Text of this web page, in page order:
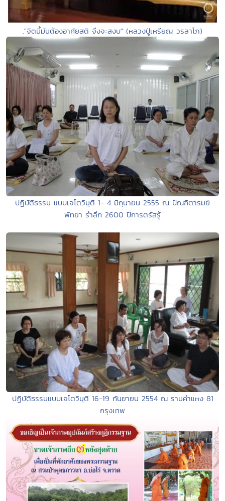
."จิตนี้มันต้องอาศัยสติ จึงจะสงบ" (หลวงปู่เหรียญ วรลาโภ)
ปฏิบัติธรรม แบบเจโตวิมุติ 1- 4 มิถุนายน 2555 ณ ปัณฑิตารมย์
พัทยา รำลึก 2600 ปีการตรัสรู้
ปฏิบัติธรรมแบบเจโตวิมุติ 16-19 กันยายน 2554 ณ รามคำแหง 81
กรุงเทพ